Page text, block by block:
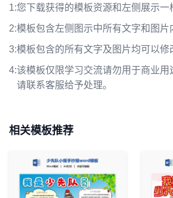
1:您下载获得的模板资源和左侧展示一
2:模板包含左侧图示中所有文字和图片
3:模板包含的所有文字及图片均可以修
4:该模板仅限学习交流请勿用于商业用
请联系客服给予处理。
相关模板推荐